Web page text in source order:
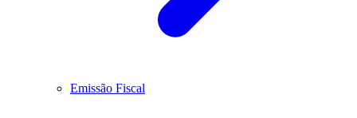
Emissão Fiscal